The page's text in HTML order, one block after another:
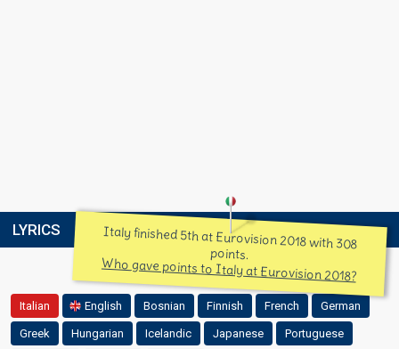
LYRICS Italy finished 5th at Eurovision 2018 with 308
points.
Who gave points to Italy at Eurovision 2018?
Italian English Bosnian Finnish French German
Greek Hungarian Icelandic Japanese Portuguese